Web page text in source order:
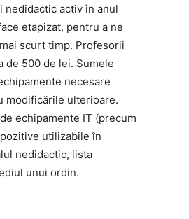
activ în anul
etapizat, pentru a ne
scurt timp. Profesorii
de 500 de lei. Sumele
necesare
modificările ulterioare.
echipamente IT (precum
utilizabile în
nedidactic, lista
unui ordin.